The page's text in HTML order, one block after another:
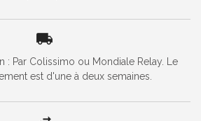
: Par Colissimo ou Mondiale Relay. Le
est d'une à deux semaines.